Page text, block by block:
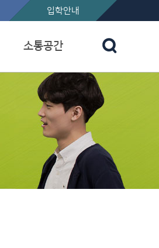
입학안내
소통공간